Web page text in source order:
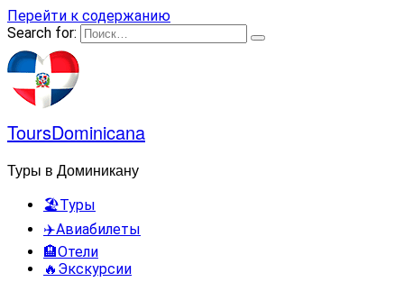
Перейти к содержанию
Search for:
ToursDominicana
Туры в Доминикану
🏖️Туры
✈️Авиабилеты
🏨Отели
🔥Экскурсии